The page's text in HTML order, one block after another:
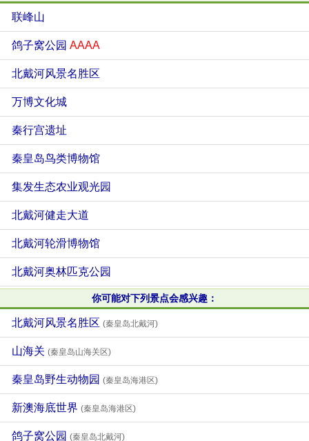
联峰山
鸽子窝公园 AAAA
北戴河风景名胜区
万博文化城
秦行宫遗址
秦皇岛鸟类博物馆
集发生态农业观光园
北戴河健走大道
北戴河轮滑博物馆
北戴河奥林匹克公园
你可能对下列景点会感兴趣：
北戴河风景名胜区 (秦皇岛北戴河)
山海关 (秦皇岛山海关区)
秦皇岛野生动物园 (秦皇岛海港区)
新澳海底世界 (秦皇岛海港区)
鸽子窝公园 (秦皇岛北戴河)